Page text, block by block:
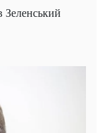
Зеленський